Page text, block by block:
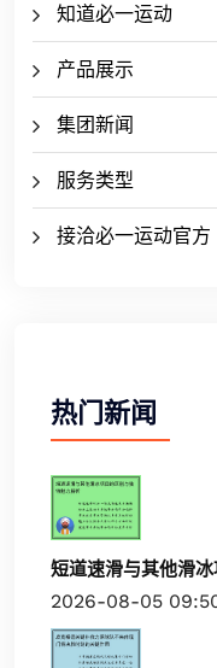
知道必一运动
产品展示
集团新闻
服务类型
接洽必一运动官方
热门新闻
短道速滑与其他滑
2026-08-05